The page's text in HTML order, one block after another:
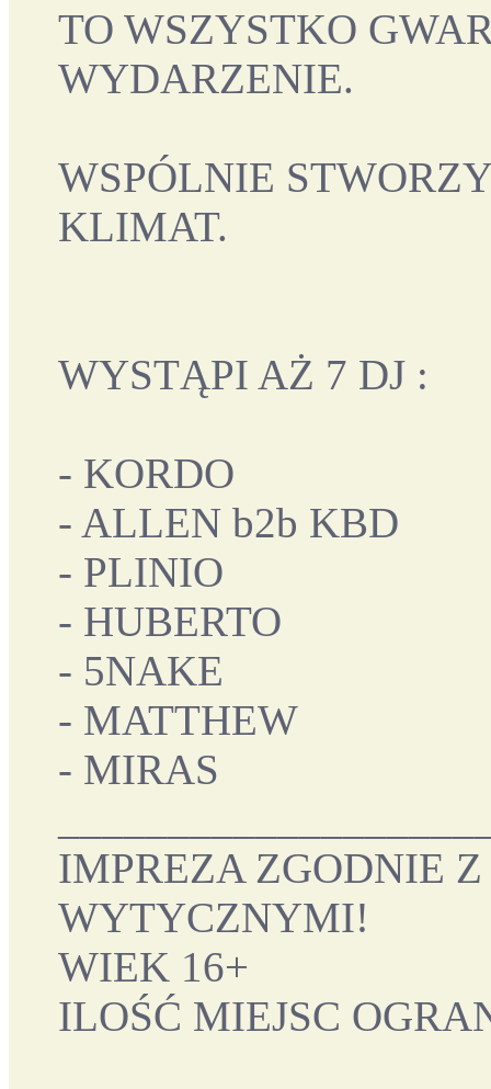
TO WSZYSTKO
WYDARZENIE.
WSPÓLNIE
KLIMAT.
WYSTĄPI AŻ 7 DJ :
- KORDO
- ALLEN b2b KBD
- PLINIO
- HUBERTO
- 5NAKE
- MATTHEW
- MIRAS
IMPREZA ZGODNIE
WYTYCZNYMI!
WIEK 16+
ILOŚĆ MIEJSC